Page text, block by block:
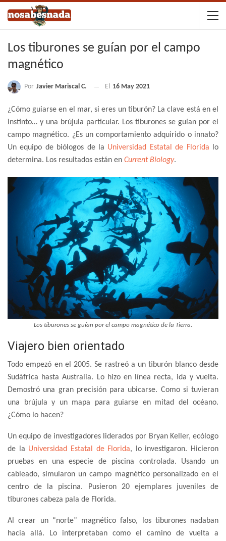
Los tiburones se guían por el campo
magnético
Por Javier Mariscal C. El 16 May 2021
¿Cómo guiarse en el mar, si eres un tiburón? La clave está en el
instinto… y una brújula particular. Los tiburones se guían por el
campo magnético. ¿Es un comportamiento adquirido o innato?
Un equipo de biólogos de la Universidad Estatal de Florida lo
determina. Los resultados están en Current Biology.
Los tiburones se guían por el campo magnético de la Tierra.
Viajero bien orientado
Todo empezó en el 2005. Se rastreó a un tiburón blanco desde
Sudáfrica hasta Australia. Lo hizo en línea recta, ida y vuelta.
Demostró una gran precisión para ubicarse. Como si tuvieran
una brújula y un mapa para guiarse en mitad del océano.
¿Cómo lo hacen?
Un equipo de investigadores liderados por Bryan Keller, ecólogo
de la Universidad Estatal de Florida, lo investigaron. Hicieron
pruebas en una especie de piscina controlada. Usando un
cableado, simularon un campo magnético personalizado en el
centro de la piscina. Pusieron 20 ejemplares juveniles de
tiburones cabeza pala de Florida.
Al crear un “norte” magnético falso, los tiburones nadaban
hacia allá. Lo interpretaban como el camino de vuelta a